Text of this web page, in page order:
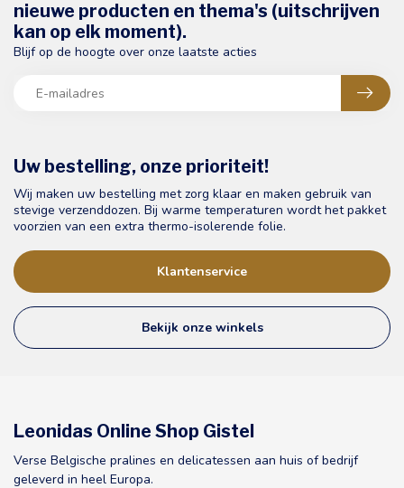
Uw bestelling, onze prioriteit!
Wij maken uw bestelling met zorg klaar en maken gebruik van
stevige verzenddozen. Bij warme temperaturen wordt het pakket
voorzien van een extra thermo-isolerende folie.
Klantenservice
Bekijk onze winkels
nieuwe producten en thema's (uitschrijven
kan op elk moment).
Blijf op de hoogte over onze laatste acties
Leonidas Online Shop Gistel
Verse Belgische pralines en delicatessen aan huis of bedrijf
geleverd in heel Europa.